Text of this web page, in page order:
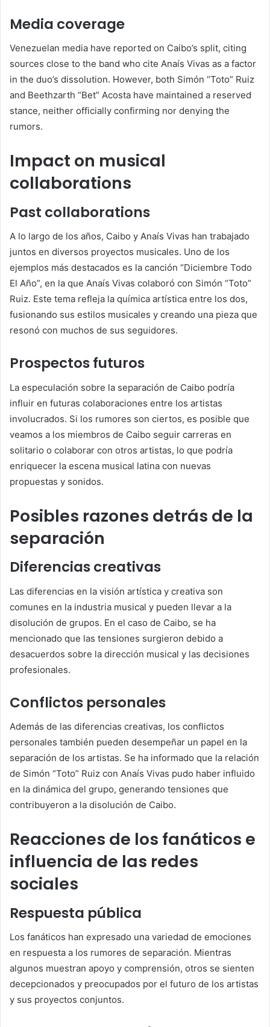
Media coverage
Venezuelan media have reported on Caibo’s split, citing
sources close to the band who cite Anaís Vivas as a factor
in the duo’s dissolution. However, both Simón “Toto” Ruiz
and Beethzarth “Bet” Acosta have maintained a reserved
stance, neither officially confirming nor denying the
rumors.
Impact on musical
collaborations
Past collaborations
A lo largo de los años, Caibo y Anaís Vivas han trabajado
juntos en diversos proyectos musicales. Uno de los
ejemplos más destacados es la canción “Diciembre Todo
El Año”, en la que Anaís Vivas colaboró con Simón “Toto”
Ruiz. Este tema refleja la química artística entre los dos,
fusionando sus estilos musicales y creando una pieza que
resonó con muchos de sus seguidores.
Prospectos futuros
La especulación sobre la separación de Caibo podría
influir en futuras colaboraciones entre los artistas
involucrados. Si los rumores son ciertos, es posible que
veamos a los miembros de Caibo seguir carreras en
solitario o colaborar con otros artistas, lo que podría
enriquecer la escena musical latina con nuevas
propuestas y sonidos.
Posibles razones detrás de la
separación
Diferencias creativas
Las diferencias en la visión artística y creativa son
comunes en la industria musical y pueden llevar a la
disolución de grupos. En el caso de Caibo, se ha
mencionado que las tensiones surgieron debido a
desacuerdos sobre la dirección musical y las decisiones
profesionales.
Conflictos personales
Además de las diferencias creativas, los conflictos
personales también pueden desempeñar un papel en la
separación de los artistas. Se ha informado que la relación
de Simón “Toto” Ruiz con Anaís Vivas pudo haber influido
en la dinámica del grupo, generando tensiones que
contribuyeron a la disolución de Caibo.
Reacciones de los fanáticos e
influencia de las redes
sociales
Respuesta pública
Los fanáticos han expresado una variedad de emociones
en respuesta a los rumores de separación. Mientras
algunos muestran apoyo y comprensión, otros se sienten
decepcionados y preocupados por el futuro de los artistas
y sus proyectos conjuntos.